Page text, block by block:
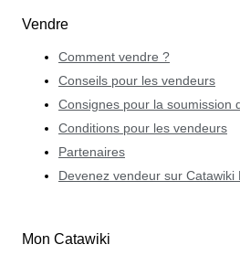
Vendre
Comment vendre ?
Conseils pour les vendeurs
Consignes pour la soumission
Conditions pour les vendeurs
Partenaires
Devenez vendeur sur Catawiki
Mon Catawiki